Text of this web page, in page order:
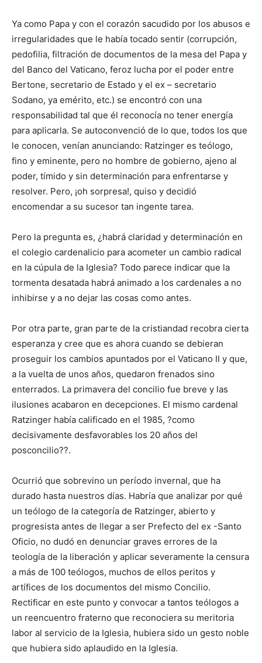
Ya como Papa y con el corazón sacudido por los abusos e
irregularidades que le había tocado sentir (corrupción,
pedofilia, filtración de documentos de la mesa del Papa y
del Banco del Vaticano, feroz lucha por el poder entre
Bertone, secretario de Estado y el ex – secretario
Sodano, ya emérito, etc.) se encontró con una
responsabilidad tal que él reconocía no tener energía
para aplicarla. Se autoconvenció de lo que, todos los que
le conocen, venían anunciando: Ratzinger es teólogo,
fino y eminente, pero no hombre de gobierno, ajeno al
poder, tímido y sin determinación para enfrentarse y
resolver. Pero, ¡oh sorpresa!, quiso y decidió
encomendar a su sucesor tan ingente tarea.
Pero la pregunta es, ¿habrá claridad y determinación en
el colegio cardenalicio para acometer un cambio radical
en la cúpula de la Iglesia? Todo parece indicar que la
tormenta desatada habrá animado a los cardenales a no
inhibirse y a no dejar las cosas como antes.
Por otra parte, gran parte de la cristiandad recobra cierta
esperanza y cree que es ahora cuando se debieran
proseguir los cambios apuntados por el Vaticano II y que,
a la vuelta de unos años, quedaron frenados sino
enterrados. La primavera del concilio fue breve y las
ilusiones acabaron en decepciones. El mismo cardenal
Ratzinger había calificado en el 1985, ?como
decisivamente desfavorables los 20 años del
posconcilio??.
Ocurrió que sobrevino un período invernal, que ha
durado hasta nuestros días. Habría que analizar por qué
un teólogo de la categoría de Ratzinger, abierto y
progresista antes de llegar a ser Prefecto del ex -Santo
Oficio, no dudó en denunciar graves errores de la
teología de la liberación y aplicar severamente la censura
a más de 100 teólogos, muchos de ellos peritos y
artífices de los documentos del mismo Concilio.
Rectificar en este punto y convocar a tantos teólogos a
un reencuentro fraterno que reconociera su meritoria
labor al servicio de la Iglesia, hubiera sido un gesto noble
que hubiera sido aplaudido en la Iglesia.